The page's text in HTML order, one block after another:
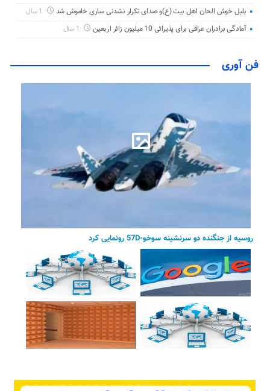
بلبل خوش الحان اهل بیت (ع)و صدای تکرار نشدنی ساری خاموش شد
آمادگی برادران عراقی برای پذیرائی 10 میلیون زائر اربعین
فن آوری
روسیه از جنگنده دو سرنشینه سوخو-57D رونمایی کرد